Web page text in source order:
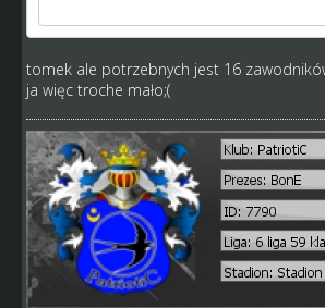
tomek ale potrzebnych jest 16
ja więc troche mało;(